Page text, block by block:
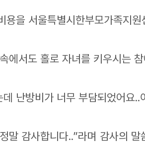
용을 서울특별시한부모가족지
에서도 홀로 자녀를 키우시는
난방비가 너무 부담되었어요
말 감사합니다..”라며 감사의 말